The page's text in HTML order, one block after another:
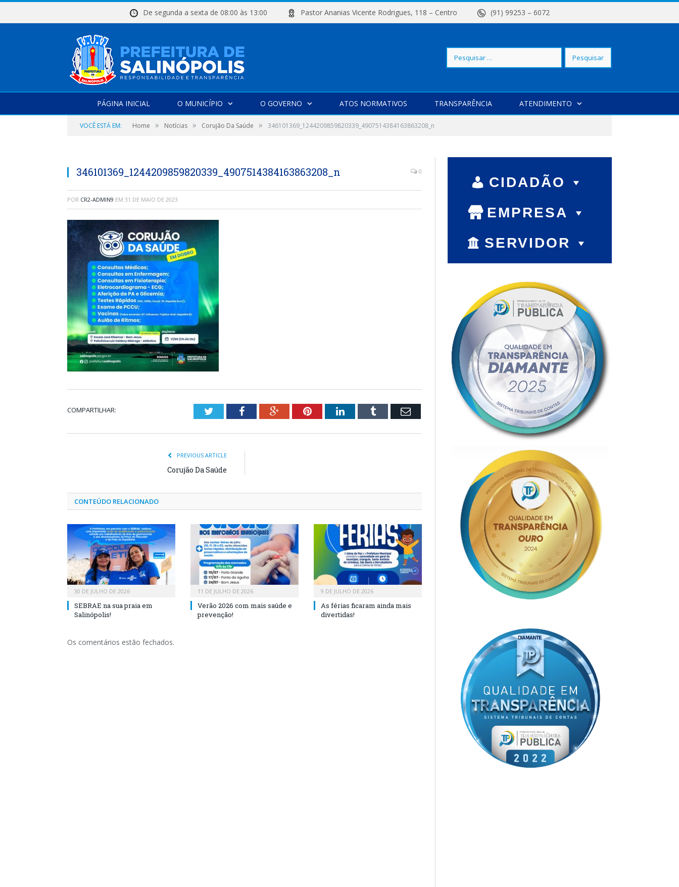
De segunda a sexta de 08:00 às 13:00 Pastor Ananias Vicente Rodrigues, 118 – Centro (91) 99253 – 6072
Pesquisar
PÁGINA INICIAL O MUNICÍPIO O GOVERNO ATOS NORMATIVOS TRANSPARÊNCIA ATENDIMENTO
VOCÊ ESTÁ EM: Home » Notícias » Corujão Da Saúde » 346101369_1244209859820339_4907514384163863208_n
346101369_1244209859820339_4907514384163863208_n 0
POR CR2-ADMIN9 EM 31 DE MAIO DE 2023
COMPARTILHAR: TwitterFacebookGoogle+PinterestLinkedInTumblr Email
PREVIOUS ARTICLE
Corujão Da Saúde
CONTEÚDO RELACIONADO
30 DE JULHO DE 2026
SEBRAE na sua praia em
Salinópolis!
11 DE JULHO DE 2026
Verão 2026 com mais saúde e
prevenção!
9 DE JULHO DE 2026
As férias ficaram ainda mais
divertidas!
Os comentários estão fechados.
CIDADÃO
EMPRESA
SERVIDOR